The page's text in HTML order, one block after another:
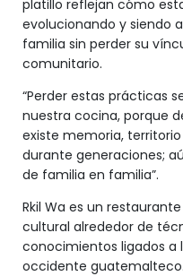
platillo reflejan cómo
evolucionando y siendo
familia sin perder su
comunitario.
“Perder estas prácticas
nuestra cocina, porque
existe memoria,
durante generaciones;
de familia en familia”.
Rkil Wa es un
cultural alrededor de
conocimientos ligados
occidente